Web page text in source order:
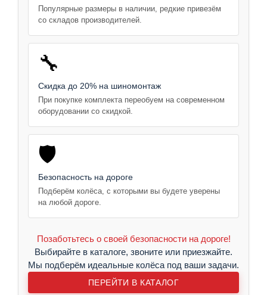
Популярные размеры в наличии, редкие привезём
со складов производителей.
🔧
Скидка до 20% на шиномонтаж
При покупке комплекта переобуем на современном
оборудовании со скидкой.
🛡️
Безопасность на дороге
Подберём колёса, с которыми вы будете уверены
на любой дороге.
Позаботьтесь о своей безопасности на дороге!
Выбирайте в каталоге, звоните или приезжайте.
Мы подберём идеальные колёса под ваши задачи.
ПЕРЕЙТИ В КАТАЛОГ